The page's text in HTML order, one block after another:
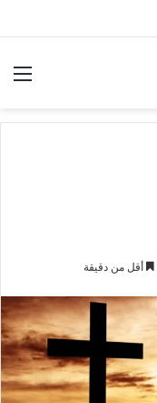
أقل من دقيقة